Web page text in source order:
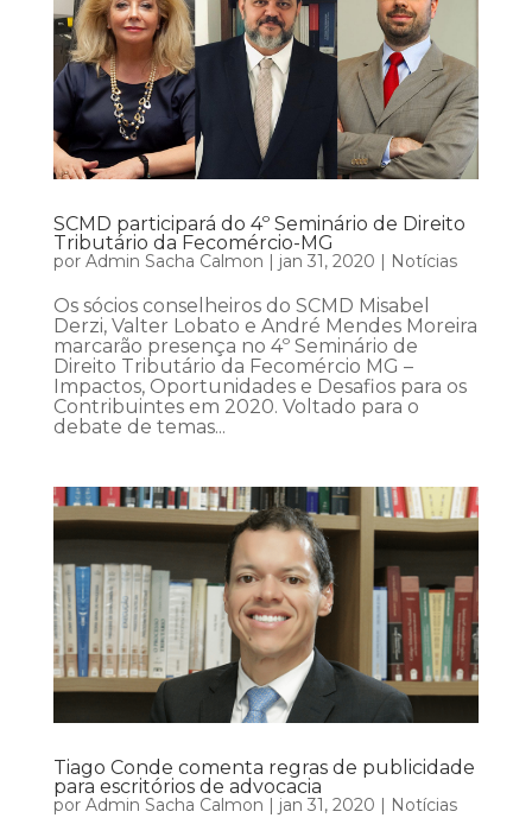
SCMD participará do 4º Seminário de Direito
Tributário da Fecomércio-MG
por Admin Sacha Calmon | jan 31, 2020 | Notícias
Os sócios conselheiros do SCMD Misabel
Derzi, Valter Lobato e André Mendes Moreira
marcarão presença no 4º Seminário de
Direito Tributário da Fecomércio MG –
Impactos, Oportunidades e Desafios para os
Contribuintes em 2020. Voltado para o
debate de temas...
Tiago Conde comenta regras de publicidade
para escritórios de advocacia
por Admin Sacha Calmon | jan 31, 2020 | Notícias